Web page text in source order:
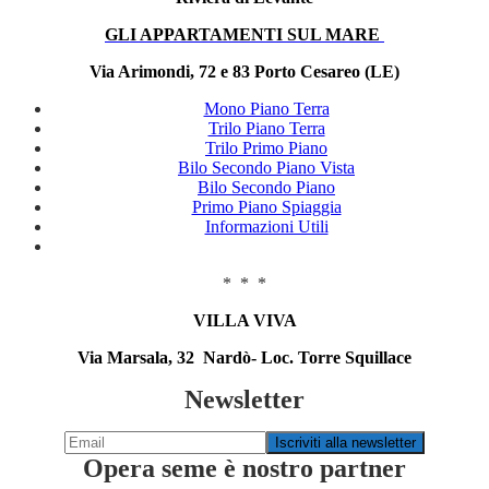
GLI APPARTAMENTI SUL MARE
Via Arimondi, 72 e 83 Porto Cesareo (LE)
Mono Piano Terra
Trilo Piano Terra
Trilo Primo Piano
Bilo Secondo Piano Vista
Bilo Secondo Piano
Primo Piano Spiaggia
Informazioni Utili
* * *
VILLA VIVA
Via Marsala, 32 Nardò- Loc. Torre Squillace
Newsletter
Opera seme è nostro partner